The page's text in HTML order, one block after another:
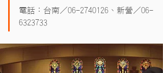
電話：台南／06-2740126、新營／06-
6323733